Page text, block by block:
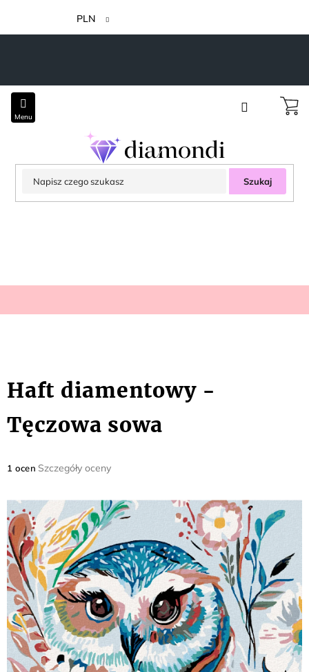
treści
PLN
Szukaj
Haft diamentowy -
Tęczowa sowa
Średnia
wynosi
5,0
na
5
gwiazdek.
1 ocen Szczegóły oceny